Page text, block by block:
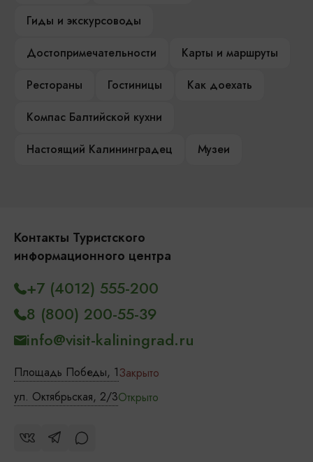
Гиды и экскурсоводы
Достопримечательности
Карты и маршруты
Рестораны
Гостиницы
Как доехать
Компас Балтийской кухни
Настоящий Калининградец
Музеи
Контакты Туристского
информационного центра
Площадь Победы, 1Закрыто
ул. Октябрьская, 2/3Открыто
+7 (4012) 555-200
8 (800) 200-55-39
info@visit-kaliningrad.ru